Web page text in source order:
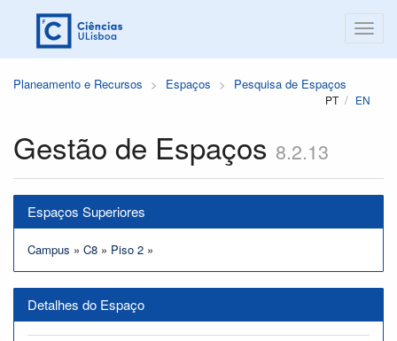
Planeamento e Recursos Espaços Pesquisa de Espaços
PT EN
Gestão de Espaços 8.2.13
Espaços Superiores
Campus » C8 » Piso 2 »
Detalhes do Espaço